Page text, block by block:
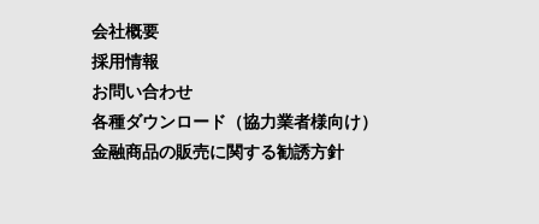
会社概要
採用情報
お問い合わせ
各種ダウンロード（協力業者様向け）
金融商品の販売に関する勧誘方針